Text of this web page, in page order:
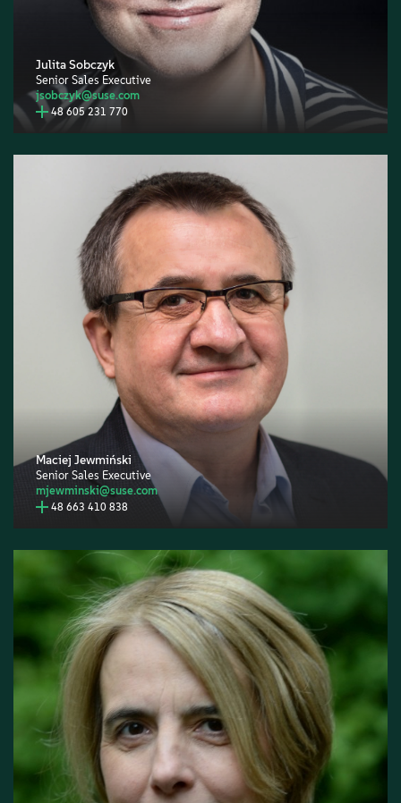
Julita Sobczyk
Senior Sales Executive
jsobczyk@suse.com
48 605 231 770
Maciej Jewmiński
Senior Sales Executive
mjewminski@suse.com
48 663 410 838